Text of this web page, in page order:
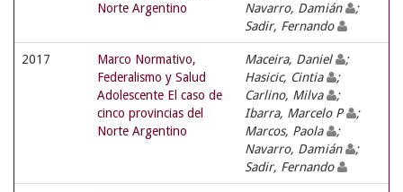
Norte Argentino
Navarro, Damián
;
Sadir, Fernando
2017
Marco Normativo,
Federalismo y Salud
Adolescente El caso de
cinco provincias del
Norte Argentino
Maceira, Daniel
;
Hasicic, Cintia
;
Carlino, Milva
;
Ibarra, Marcelo P
;
Marcos, Paola
;
Navarro, Damián
;
Sadir, Fernando